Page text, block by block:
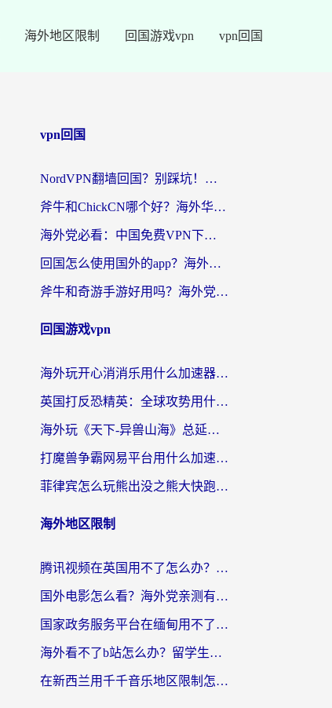
海外地区限制 回国游戏vpn vpn回国
vpn回国
NordVPN翻墙回国？别踩坑！海外党无缝访问国内资源的真实指南
斧牛和ChickCN哪个好？海外华人亲测3款回国加速器+免费试用攻略
海外党必看：中国免费VPN下载避坑指南 + 无缝访问国内资源的终极方案
回国怎么使用国外的app？海外党必看的无缝访问国内资源全攻略
斧牛和奇游手游好用吗？海外党亲测3款回国加速器，选对才能无缝刷国内资源
回国游戏vpn
海外玩开心消消乐用什么加速器最好？2026真实体验指南，告别延迟卡顿
英国打反恐精英：全球攻势用什么加速器？2026年实测有效的国服游戏加速指南
海外玩《天下-异兽山海》总延迟？这篇延迟加速器指南帮你告别卡顿（附日本玩Sky光·遇最高警戒解决方案）
打魔兽争霸网易平台用什么加速器？海外党亲测有效的国服游戏加速指南
菲律宾怎么玩熊出没之熊大快跑？海外党国服游戏加速终极攻略（附3款热门游戏实测）
海外地区限制
腾讯视频在英国用不了怎么办？留学生亲测有效的回国加速器指南
国外电影怎么看？海外党亲测有效的回国加速器选择指南
国家政务服务平台在缅甸用不了怎么办？海外华人必看的回国加速全攻略
海外看不了b站怎么办？留学生亲测有效的回国加速器选择攻略，解决豆瓣音乐、美团外卖难题
在新西兰用千千音乐地区限制怎么办？海外华人必备的回国加速解决方案